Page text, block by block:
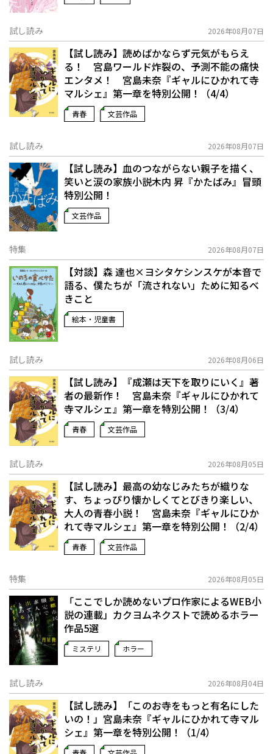
試し読み 2026年08月07日
【試し読み】読めばかならず元気がもらえ
る！ 宮島ワールド炸裂の、予測不能の痛快
エンタメ！ 宮島未奈『ギャルにひかれて寺
マルシェ』第一章を特別公開！（4/4）
青春 文芸作品
試し読み 2026年08月07日
【試し読み】血のつながらない親子を描く、
笑いと涙の家族小説――木内 昇『かたばみ』冒頭
特別公開！
文芸作品
特集 2026年08月07日
【対談】森 達也×ヨシタケシンスケが本音で
語る、僕たちが「流されない」ために知るべ
きこと
絵本・児童書
試し読み 2026年08月06日
【試し読み】『成瀬は天下を取りにいく』著
者の最新作！ 宮島未奈『ギャルにひかれて
寺マルシェ』第一章を特別公開！（3/4）
青春 文芸作品
試し読み 2026年08月05日
【試し読み】最高の幼なじみたちが織りな
す、ちょっぴり懐かしくてとびきり楽しい、
大人の青春小説！ 宮島未奈『ギャルにひか
れて寺マルシェ』第一章を特別公開！（2/4）
青春 文芸作品
特集 2026年08月05日
「ここでしか読めないプロ作家によるWEB小
説の連載」――カクヨムネクストで読めるホラー
作品5選
ミステリ ホラー
試し読み 2026年08月04日
【試し読み】「このお寺をもっと有名にした
いの！」宮島未奈『ギャルにひかれて寺マル
シェ』第一章を特別公開！（1/4）